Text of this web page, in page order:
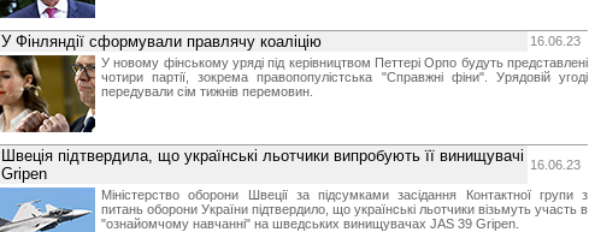
У Фінляндії сформували правлячу коаліцію
16.06.23
У новому фінському уряді під керівництвом Петтері Орпо будуть представлені
чотири партії, зокрема правопопулістська "Справжні фіни". Урядовій угоді
передували сім тижнів перемовин.
Швеція підтвердила, що українські льотчики випробують її винищувачі
Gripen
16.06.23
Міністерство оборони Швеції за підсумками засідання Контактної групи з
питань оборони України підтвердило, що українські льотчики візьмуть участь в
"ознайомчому навчанні" на шведських винищувачах JAS 39 Gripen.